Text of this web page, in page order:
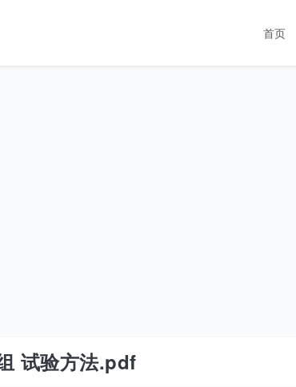
首页
试验方法.pdf